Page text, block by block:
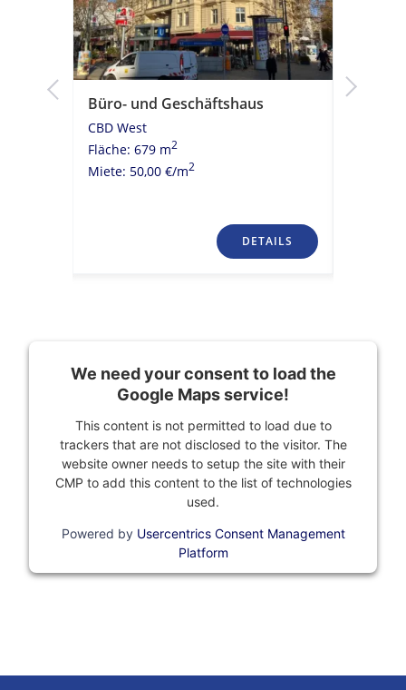
Büro- und Geschäftshaus
CBD West
Fläche: 679 m2
Miete: 50,00 €/m2
DETAILS
We need your consent to load the
Google Maps service!
This content is not permitted to load due to
trackers that are not disclosed to the visitor. The
website owner needs to setup the site with their
CMP to add this content to the list of technologies
used.
Powered by Usercentrics Consent Management
Platform